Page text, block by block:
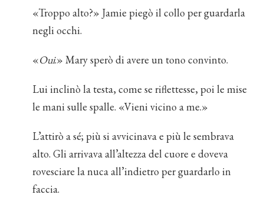
«Troppo alto?» Jamie piegò il collo per guardarla
negli occhi.
«Oui.» Mary sperò di avere un tono convinto.
Lui inclinò la testa, come se riflettesse, poi le mise
le mani sulle spalle. «Vieni vicino a me.»
L’attirò a sé; più si avvicinava e più le sembrava
alto. Gli arrivava all’altezza del cuore e doveva
rovesciare la nuca all’indietro per guardarlo in
faccia.